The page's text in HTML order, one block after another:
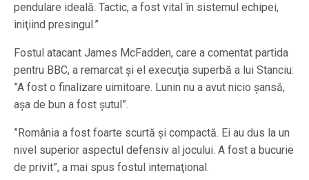
pendulare ideală. Tactic, a fost vital în sistemul echipei,
iniţiind presingul.”
Fostul atacant James McFadden, care a comentat partida
pentru BBC, a remarcat şi el execuţia superbă a lui Stanciu:
”A fost o finalizare uimitoare. Lunin nu a avut nicio şansă,
aşa de bun a fost şutul”.
”România a fost foarte scurtă şi compactă. Ei au dus la un
nivel superior aspectul defensiv al jocului. A fost a bucurie
de privit”, a mai spus fostul internaţional.